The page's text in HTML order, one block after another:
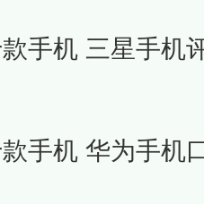
手机 三星手机
手机 华为手机